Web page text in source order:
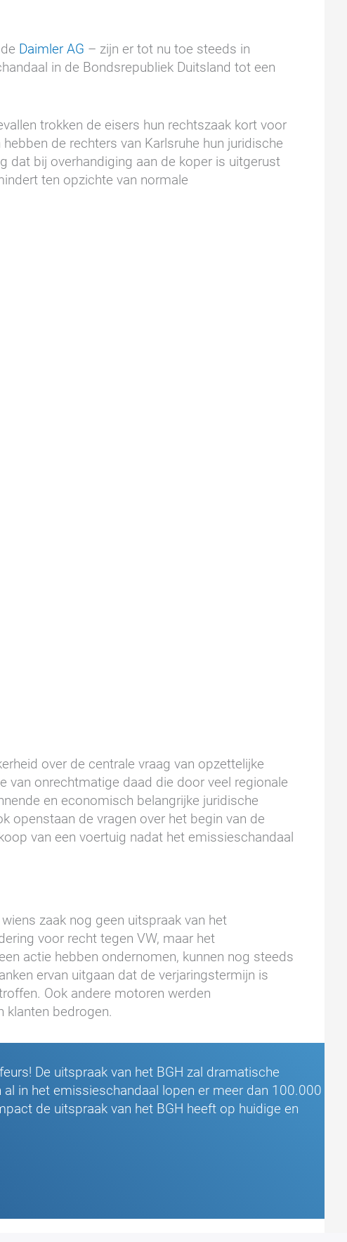
Daimler AG – zijn er tot nu toe steeds in
in de Bondsrepubliek Duitsland tot een
trokken de eisers hun rechtszaak kort voor
de rechters van Karlsruhe hun juridische
dat bij overhandiging aan de koper is uitgerust
ten opzichte van normale
over de centrale vraag van opzettelijke
van onrechtmatige daad die door veel regionale
en economisch belangrijke juridische
openstaan de vragen over het begin van de
van een voertuig nadat het emissieschandaal
zaak nog geen uitspraak van het
voor recht tegen VW, maar het
actie hebben ondernomen, kunnen nog steeds
ervan uitgaan dat de verjaringstermijn is
Ook andere motoren werden
klanten bedrogen.
De uitspraak van het BGH zal dramatische
in het emissieschandaal lopen er meer dan 100.000
de uitspraak van het BGH heeft op huidige en